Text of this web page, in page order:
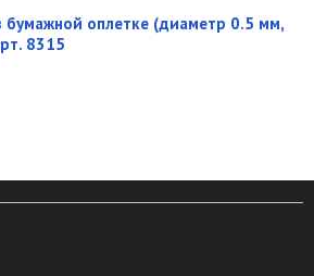
бумажной оплетке (диаметр 0.5 мм,
8315